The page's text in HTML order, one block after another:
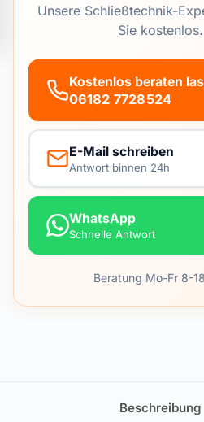
Unsere Schließtechnik-
Sie kostenlos.
Kostenlos beraten
06182 7728524
E-Mail schreiben
Antwort binnen 24h
WhatsApp
Schnelle Antwort
Beratung Mo-Fr 8-
Beschreibung